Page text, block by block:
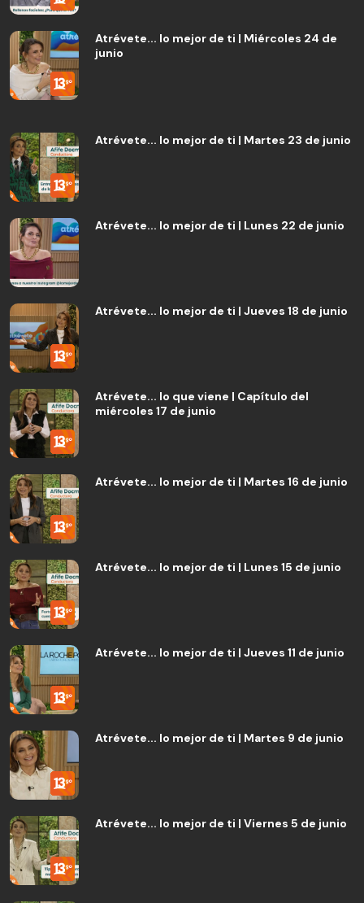
Atrévete... lo mejor de ti | Miércoles 24 de
junio
Atrévete... lo mejor de ti | Martes 23 de junio
Atrévete... lo mejor de ti | Lunes 22 de junio
Atrévete... lo mejor de ti | Jueves 18 de junio
Atrévete... lo que viene | Capítulo del
miércoles 17 de junio
Atrévete... lo mejor de ti | Martes 16 de junio
Atrévete... lo mejor de ti | Lunes 15 de junio
Atrévete... lo mejor de ti | Jueves 11 de junio
Atrévete... lo mejor de ti | Martes 9 de junio
Atrévete... lo mejor de ti | Viernes 5 de junio